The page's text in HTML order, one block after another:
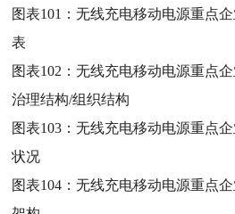
图表101：无线充电移动电源重点
表
图表102：无线充电移动电源重点
治理结构/组织结构
图表103：无线充电移动电源重点
状况
图表104：无线充电移动电源重点